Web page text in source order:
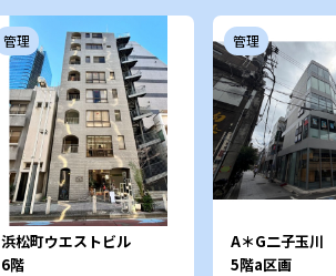
管理
浜松町ウエストビル
6階
管理
A＊G二子玉川
5階a区画